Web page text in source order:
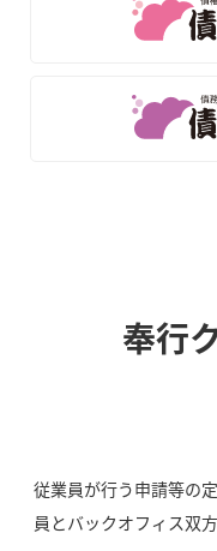
奉行
従業員が行う申請等の
員とバックオフィス双